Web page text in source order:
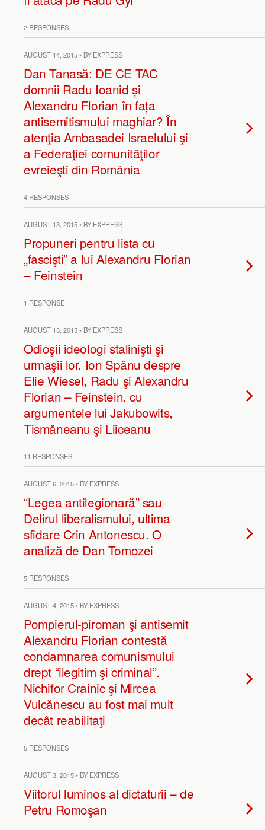
2 RESPONSES
AUGUST 14, 2015 • BY EXPRESS
Dan Tanasă: DE CE TAC
domnii Radu Ioanid și
Alexandru Florian în fața
antisemitismului maghiar? În
atenţia Ambasadei Israelului şi
a Federaţiei comunităţilor
evreieşti din România
4 RESPONSES
AUGUST 13, 2015 • BY EXPRESS
Propuneri pentru lista cu
„fascişti” a lui Alexandru Florian
– Feinstein
1 RESPONSE
AUGUST 13, 2015 • BY EXPRESS
Odioşii ideologi stalinişti şi
urmaşii lor. Ion Spânu despre
Elie Wiesel, Radu şi Alexandru
Florian – Feinstein, cu
argumentele lui Jakubowits,
Tismăneanu şi Liiceanu
11 RESPONSES
AUGUST 6, 2015 • BY EXPRESS
“Legea antilegionară” sau
Delirul liberalismului, ultima
sfidare Crin Antonescu. O
analiză de Dan Tomozei
5 RESPONSES
AUGUST 4, 2015 • BY EXPRESS
Pompierul-piroman şi antisemit
Alexandru Florian contestă
condamnarea comunismului
drept “ilegitim şi criminal”.
Nichifor Crainic şi Mircea
Vulcănescu au fost mai mult
decât reabilitaţi
5 RESPONSES
AUGUST 3, 2015 • BY EXPRESS
Viitorul luminos al dictaturii – de
Petru Romoşan